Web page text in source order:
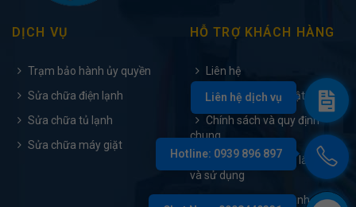
DỊCH VỤ
Trạm bảo hành ủy quyền
Sửa chữa điện lạnh
Sửa chữa tủ lạnh
Sửa chữa máy giặt
HỖ TRỢ KHÁCH HÀNG
Liên hệ
Chính sách bảo mật
Chính sách và quy định
chung
Tài liệu hướng dẫn lắp đặt
và sử dụng
Điều khoản bảo hành